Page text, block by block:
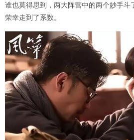
谁也莫得思到，两大阵营中的两个妙手斗
荣幸走到了系数。